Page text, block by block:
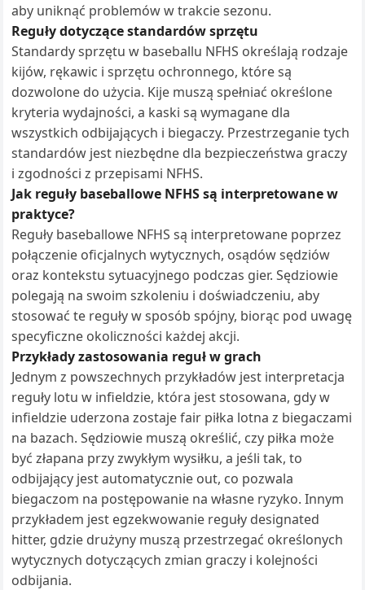
aby uniknąć problemów w trakcie sezonu.
Reguły dotyczące standardów sprzętu
Standardy sprzętu w baseballu NFHS określają rodzaje
kijów, rękawic i sprzętu ochronnego, które są
dozwolone do użycia. Kije muszą spełniać określone
kryteria wydajności, a kaski są wymagane dla
wszystkich odbijających i biegaczy. Przestrzeganie tych
standardów jest niezbędne dla bezpieczeństwa graczy
i zgodności z przepisami NFHS.
Jak reguły baseballowe NFHS są interpretowane w
praktyce?
Reguły baseballowe NFHS są interpretowane poprzez
połączenie oficjalnych wytycznych, osądów sędziów
oraz kontekstu sytuacyjnego podczas gier. Sędziowie
polegają na swoim szkoleniu i doświadczeniu, aby
stosować te reguły w sposób spójny, biorąc pod uwagę
specyficzne okoliczności każdej akcji.
Przykłady zastosowania reguł w grach
Jednym z powszechnych przykładów jest interpretacja
reguły lotu w infieldzie, która jest stosowana, gdy w
infieldzie uderzona zostaje fair piłka lotna z biegaczami
na bazach. Sędziowie muszą określić, czy piłka może
być złapana przy zwykłym wysiłku, a jeśli tak, to
odbijający jest automatycznie out, co pozwala
biegaczom na postępowanie na własne ryzyko. Innym
przykładem jest egzekwowanie reguły designated
hitter, gdzie drużyny muszą przestrzegać określonych
wytycznych dotyczących zmian graczy i kolejności
odbijania.